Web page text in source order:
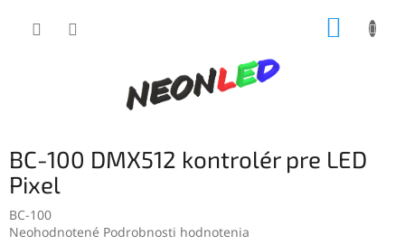
BC-100 DMX512 kontrolér pre LED
Pixel
BC-100
Priemerné
Neohodnotené Podrobnosti hodnotenia